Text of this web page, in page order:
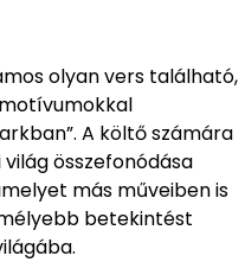
olyan vers található,
A költő számára
összefonódása
más műveiben is
betekintést